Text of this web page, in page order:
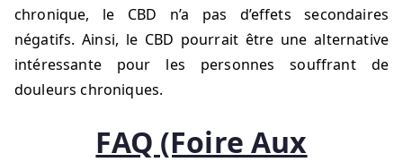
chronique, le CBD n’a pas d’effets secondaires
négatifs. Ainsi, le CBD pourrait être une alternative
intéressante pour les personnes souffrant de
douleurs chroniques.
FAQ (Foire Aux